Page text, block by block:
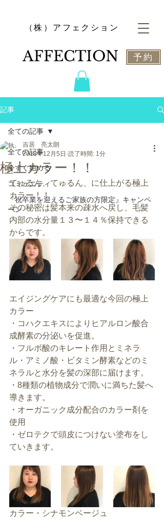
​（株）アフェクション
​AFFECTION 予約
記事
全ての記事
今すぐ始める
コミュニティ
『祝卒業を迎えるご家族の方限定』キャンペ
ーン
全ての記事
極上カラー！！
吉居 亮太朗
2018年12月5日 読了時間: 1分
てゅるん、てゅるん、に仕上がる極上
カラー！！
その秘密は髪本来の疎水へ戻し、毛髪
内部の水分量１３〜１４％保持できる
からです。
エイジングケアにも最適な今回の極上
カラー
・コハクエキスによりヒアルロン酸合
成酵素の分泌いを促進。
・フルボ酸のキレート作用とミネラ
ル・アミノ酸・ビタミン酵素などのミ
ネラルと水分を髪の深部に届けます。
・8種類の植物成分で潤いに満ちた髪へ
導きます。
・オーガニック成分配合のカラー剤を
使用
・ゼロテクで頭皮につけない塗布をし
ていきます。
カラー・シナモンベージュ